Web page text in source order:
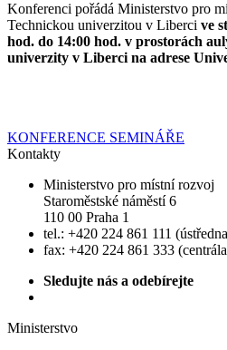
Konferenci pořádá Ministerstvo pro
Technickou univerzitou v Liberci ve
hod. do 14:00 hod. v prostorách
univerzity v Liberci na adrese
KONFERENCE SEMINÁŘE
Kontakty
Ministerstvo pro místní rozvoj
Staroměstské náměstí 6
110 00 Praha 1
tel.: +420 224 861 111
fax: +420 224 861 333
Sledujte nás a odebírejte
Ministerstvo